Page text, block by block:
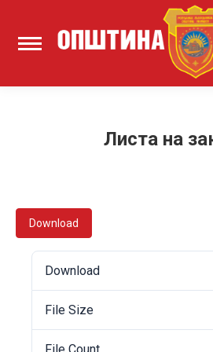
Листа на
Download
Download
File Size